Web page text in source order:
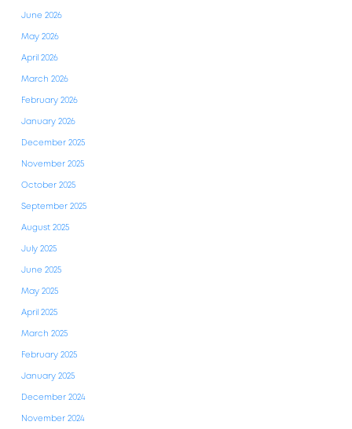
June 2026
May 2026
April 2026
March 2026
February 2026
January 2026
December 2025
November 2025
October 2025
September 2025
August 2025
July 2025
June 2025
May 2025
April 2025
March 2025
February 2025
January 2025
December 2024
November 2024